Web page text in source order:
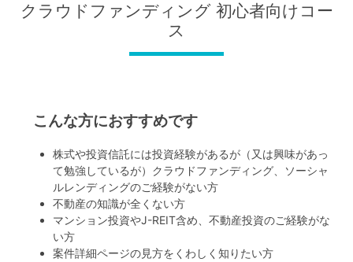
クラウドファンディング 初心者向けコー
ス
こんな方におすすめです
株式や投資信託には投資経験があるが（又は興味があっ
て勉強しているが）クラウドファンディング、ソーシャ
ルレンディングのご経験がない方
不動産の知識が全くない方
マンション投資やJ-REIT含め、不動産投資のご経験がな
い方
案件詳細ページの見方をくわしく知りたい方